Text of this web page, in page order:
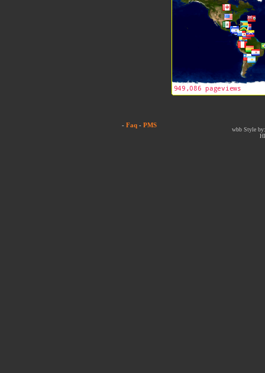
- Faq - PMS
wbb Style